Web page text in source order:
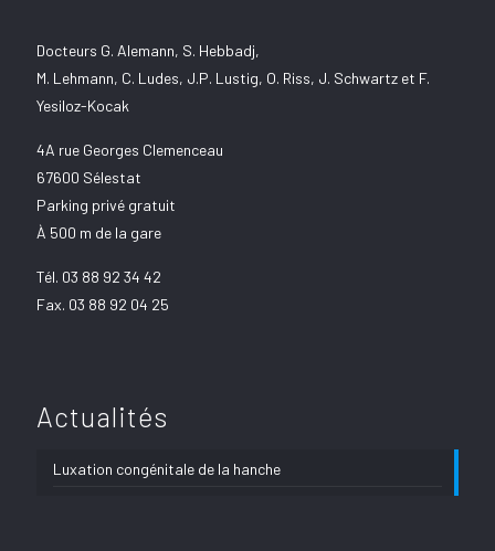
Docteurs G. Alemann, S. Hebbadj,
M. Lehmann, C. Ludes, J.P. Lustig, O. Riss, J. Schwartz et F.
Yesiloz-Kocak
4A rue Georges Clemenceau
67600 Sélestat
Parking privé gratuit
À 500 m de la gare
Tél. 03 88 92 34 42
Fax. 03 88 92 04 25
Actualités
Luxation congénitale de la hanche